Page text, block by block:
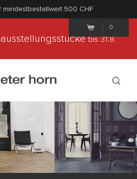
mindestbestellwert 500 CHF
0
bis 31.8.